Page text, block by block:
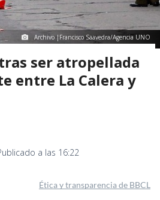
Archivo |Francisco Saavedra/Agencia UNO
ser atropellada
entre La Calera y
a las 16:22
Ética y transparencia de BBCL